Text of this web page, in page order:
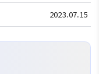
2023.07.15